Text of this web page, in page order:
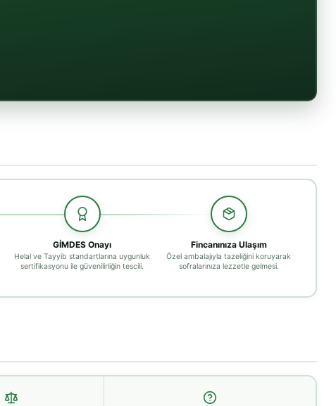
GİMDES Onayı
Helal ve Tayyib standartlarına uygunluk
sertifikasyonu ile güvenilirliğin tescili.
Fincanınıza Ulaşım
Özel ambalajıyla tazeliğini koruyarak
sofralarınıza lezzetle gelmesi.